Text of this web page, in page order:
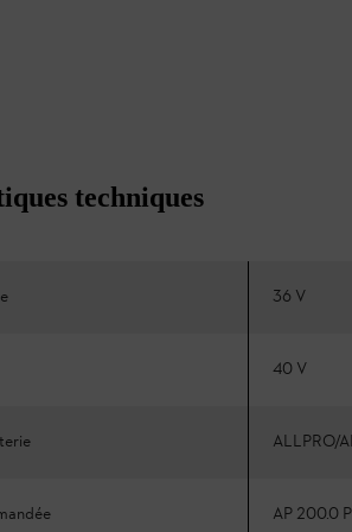
techniques
36 V
40 V
ALLPRO/
AP 200.0 P